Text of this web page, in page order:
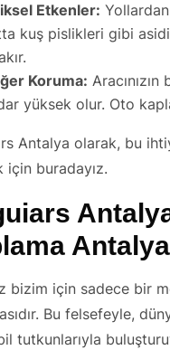
Etkenler:
kuş pislikleri gibi
Koruma:
yüksek olur. Oto
Antalya olarak, bu
için buradayız.
Antalya
bizim için sadece bir
Bu felsefeyle,
tutkunlarıyla